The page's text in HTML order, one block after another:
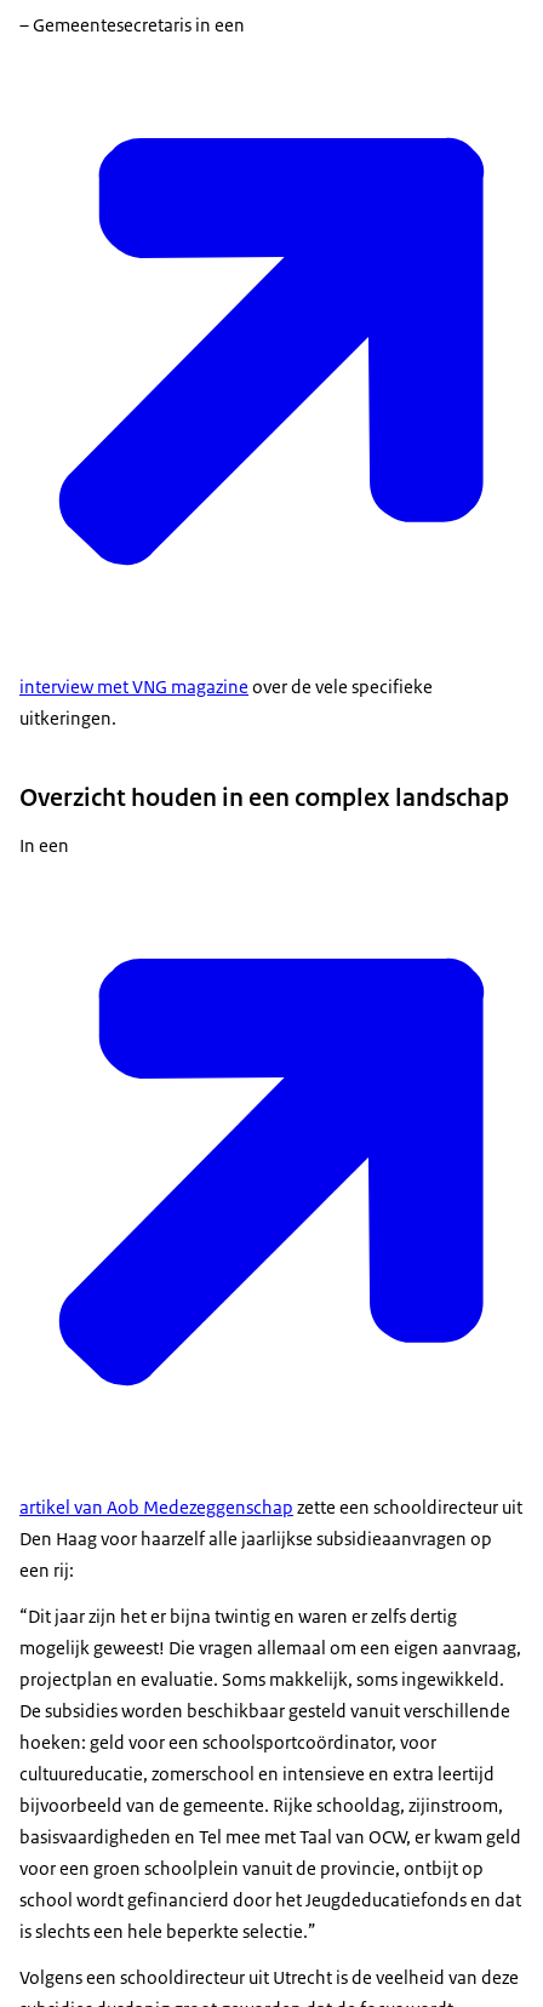
– Gemeentesecretaris in een
interview met VNG magazine over de vele specifieke
uitkeringen.
Overzicht houden in een complex landschap
In een
artikel van Aob Medezeggenschap zette een schooldirecteur uit
Den Haag voor haarzelf alle jaarlijkse subsidieaanvragen op
een rij:
Dit jaar zijn het er bijna twintig en waren er zelfs dertig
mogelijk geweest! Die vragen allemaal om een eigen aanvraag,
projectplan en evaluatie. Soms makkelijk, soms ingewikkeld.
De subsidies worden beschikbaar gesteld vanuit verschillende
hoeken: geld voor een schoolsportcoördinator, voor
cultuureducatie, zomerschool en intensieve en extra leertijd
bijvoorbeeld van de gemeente. Rijke schooldag, zijinstroom,
basisvaardigheden en Tel mee met Taal van OCW, er kwam geld
voor een groen schoolplein vanuit de provincie, ontbijt op
school wordt gefinancierd door het Jeugdeducatiefonds en dat
is slechts een hele beperkte selectie.
Volgens een schooldirecteur uit Utrecht is de veelheid van deze